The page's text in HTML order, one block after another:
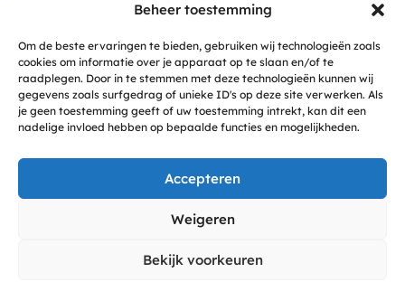
Beheer toestemming
Om de beste ervaringen te bieden, gebruiken wij technologieën zoals
cookies om informatie over je apparaat op te slaan en/of te
raadplegen. Door in te stemmen met deze technologieën kunnen wij
gegevens zoals surfgedrag of unieke ID's op deze site verwerken. Als
je geen toestemming geeft of uw toestemming intrekt, kan dit een
nadelige invloed hebben op bepaalde functies en mogelijkheden.
Accepteren
Weigeren
Bekijk voorkeuren
+31 6 10 49 48 54
info@dewitteklaver.nl
Meerkoet 8
9781 ZN, Bedum
KVK: 57836558
Copyright De Witte Klaver
Veelgestelde vragen